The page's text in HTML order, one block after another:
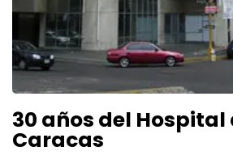
30 años del Hospital
Caracas